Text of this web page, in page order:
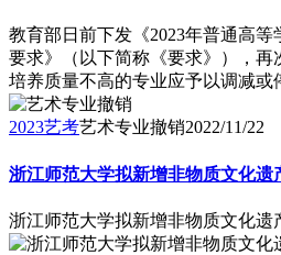
教育部日前下发《2023年普通高
要求》（以下简称《要求》），再
培养质量不高的专业应予以调减或
2023艺考艺术专业撤销2022/11/22
浙江师范大学拟新增非物质文化遗
浙江师范大学拟新增非物质文化遗